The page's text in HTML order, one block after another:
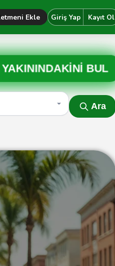
Ekle Giriş Yap Kayıt Ol
YAKININDAKİNİ BUL
Ara